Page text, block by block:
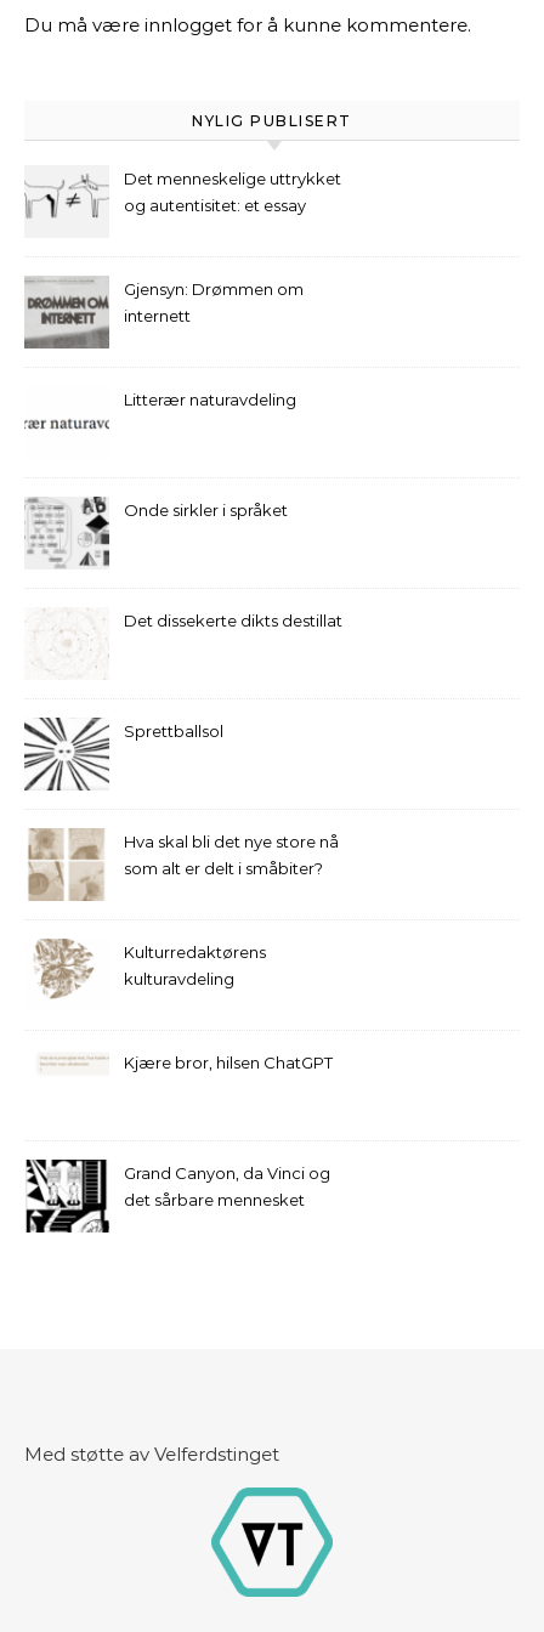
Du må være innlogget for å kunne kommentere.
NYLIG PUBLISERT
Det menneskelige uttrykket
og autentisitet: et essay
Gjensyn: Drømmen om
internett
Litterær naturavdeling
Onde sirkler i språket
Det dissekerte dikts destillat
Sprettballsol
Hva skal bli det nye store nå
som alt er delt i småbiter?
Kulturredaktørens
kulturavdeling
Kjære bror, hilsen ChatGPT
Grand Canyon, da Vinci og
det sårbare mennesket
Med støtte av Velferdstinget